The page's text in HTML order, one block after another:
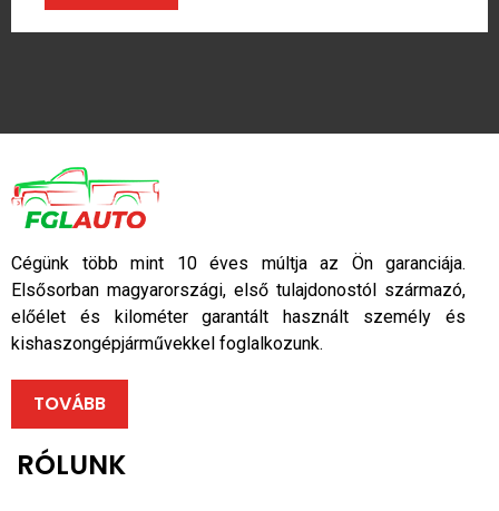
Cégünk több mint 10 éves múltja az Ön garanciája.
Elsősorban magyarországi, első tulajdonostól származó,
előélet és kilométer garantált használt személy és
kishaszongépjárművekkel foglalkozunk.
TOVÁBB
RÓLUNK